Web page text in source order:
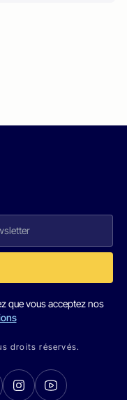
que vous acceptez nos
droits réservés.